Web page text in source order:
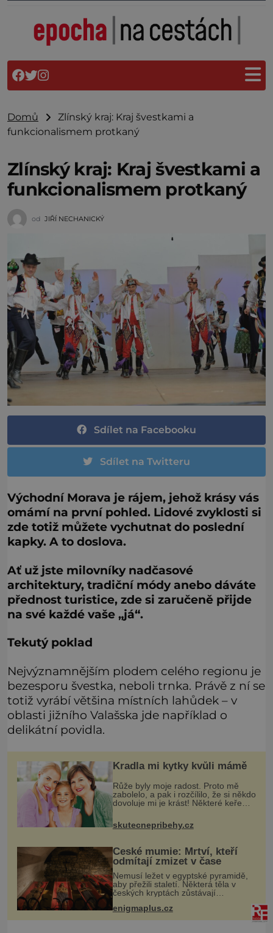
Domů
Zlínský kraj: Kraj švestkami a
funkcionalismem protkaný
Zlínský kraj: Kraj švestkami a
funkcionalismem protkaný
od JIŘÍ NECHANICKÝ
Sdílet na Facebooku
Sdílet na Twitteru
Východní Morava je rájem, jehož krásy vás
omámí na první pohled. Lidové zvyklosti si
zde totiž můžete vychutnat do poslední
kapky. A to doslova.
Ať už jste milovníky nadčasové
architektury, tradiční módy anebo dáváte
přednost turistice, zde si zaručeně přijde
na své každé vaše „já“.
Tekutý poklad
Nejvýznamnějším plodem celého regionu je
bezesporu švestka, neboli trnka. Právě z ní se
totiž vyrábí většina místních lahůdek – v
oblasti jižního Valašska jde například o
delikátní povidla.
Kradla mi kytky kvůli mámě
Růže byly moje radost. Proto mě
zabolelo, a pak i rozčílilo, že si někdo
dovoluje mi je krást! Některé keře
jsem dosazovala postupně, když se
objevila nová odrůda, k
skutecnepribehy.cz
České mumie: Mrtví, kteří
odmítají zmizet v čase
Nemusí ležet v egyptské pyramidě,
aby přežili staletí. Některá těla v
českých kryptách zůstávají
smrti. Nejde přitom o žádné tajemné
balzamování ani o černou magi
enigmaplus.cz